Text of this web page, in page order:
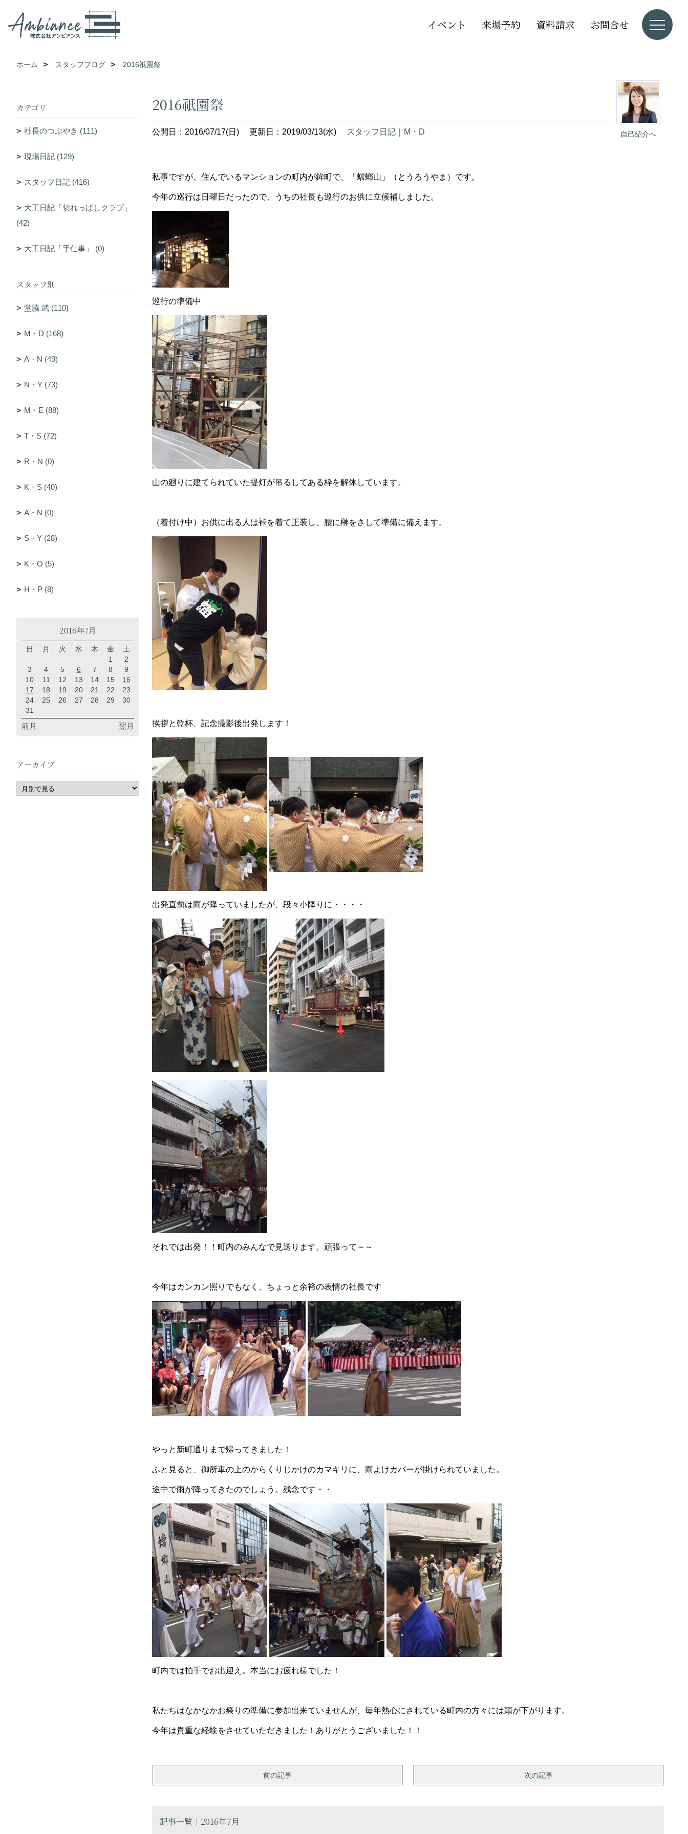
イベント 来場予約 資料請求 お問合せ
ホーム スタッフブログ 2016祇園祭
自己紹介へ
2016祇園祭
公開日：2016/07/17(日) 更新日：2019/03/13(水) スタッフ日記 M・D
私事ですが、住んでいるマンションの町内が鉾町で、「蟷螂山」（とうろうやま）です。
今年の巡行は日曜日だったので、うちの社長も巡行のお供に立候補しました。
巡行の準備中
山の廻りに建てられていた提灯が吊るしてある枠を解体しています。
（着付け中）お供に出る人は裃を着て正装し、腰に榊をさして準備に備えます。
挨拶と乾杯、記念撮影後出発します！
出発直前は雨が降っていましたが、段々小降りに・・・・
それでは出発！！町内のみんなで見送ります。頑張って～～
今年はカンカン照りでもなく、ちょっと余裕の表情の社長です
やっと新町通りまで帰ってきました！
ふと見ると、御所車の上のからくりじかけのカマキリに、雨よけカバーが掛けられていました。
途中で雨が降ってきたのでしょう。残念です・・
町内では拍手でお出迎え。本当にお疲れ様でした！
私たちはなかなかお祭りの準備に参加出来ていませんが、毎年熱心にされている町内の方々には頭が下がります。
今年は貴重な経験をさせていただきました！ありがとうございました！！
前の記事 次の記事
記事一覧｜2016年7月
カテゴリ
社長のつぶやき (111)
現場日記 (129)
スタッフ日記 (416)
大工日記「切れっぱしクラブ」
(42)
大工日記「手仕事」 (0)
スタッフ別
堂脇 武 (110)
M・D (168)
A・N (49)
N・Y (73)
M・E (88)
T・S (72)
R・N (0)
K・S (40)
A・N (0)
S・Y (28)
K・O (5)
H・P (8)
2016年7月
日 月 火 水 木 金
土
1
2
3
4 5 6 7 8
9
10
11 12 13 14 15
16
17
18 19 20 21 22
23
24
25 26 27 28 29
30
31
前月 翌月
アーカイブ